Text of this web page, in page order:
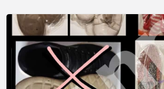
Getragene
Schuhe